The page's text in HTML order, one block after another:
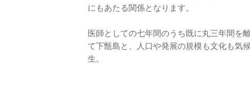
にもあたる関係となります。
医師としての七年間のうち既に丸三年間を
て下甑島と、人口や発展の規模も文化も気
生。